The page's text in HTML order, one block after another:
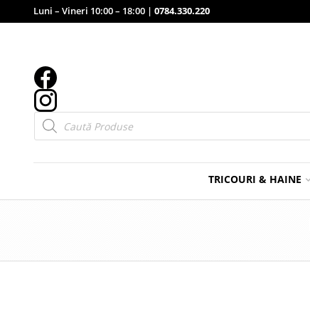
Luni – Vineri 10:00 – 18:00 | 0784.330.220
Products
search
TRICOURI & HAINE